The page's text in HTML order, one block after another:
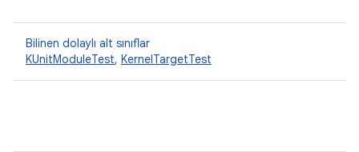
Bilinen dolaylı alt sınıflar
KUnitModuleTest, KernelTargetTest